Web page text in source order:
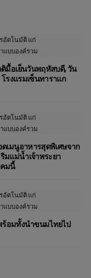
มื้อเย็นวันพฤหัสบดี, วัน
รงแรมเซ็นทาราแก
เมนูอาหารสุดพิเศษจาก
แม่น้ำเจ้าพระยา
มนี้
ร้อมทั้งนำขนมไทยไป